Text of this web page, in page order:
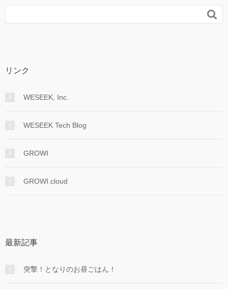

リンク
WESEEK, Inc.
WESEEK Tech Blog
GROWI
GROWI.cloud
最新記事
突撃！となりのお昼ごはん！